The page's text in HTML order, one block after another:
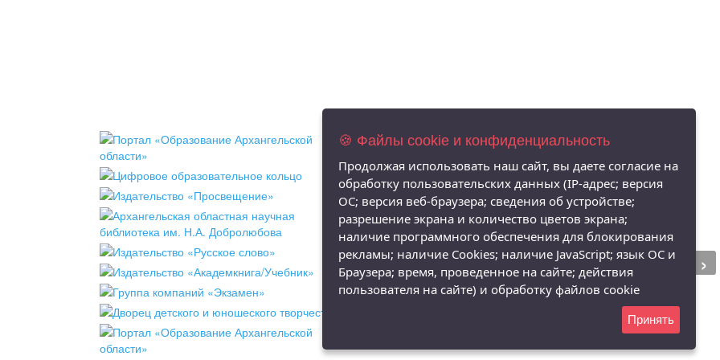
›
🍪 Файлы cookie и конфиденциальность
Продолжая использовать наш сайт, вы даете согласие на
обработку пользовательских данных (IP-адрес; версия
ОС; версия веб-браузера; сведения об устройстве;
разрешение экрана и количество цветов экрана;
наличие программного обеспечения для блокирования
рекламы; наличие Cookies; наличие JavaScript; язык ОС и
Браузера; время, проведенное на сайте; действия
пользователя на сайте) и обработку файлов cookie
Принять